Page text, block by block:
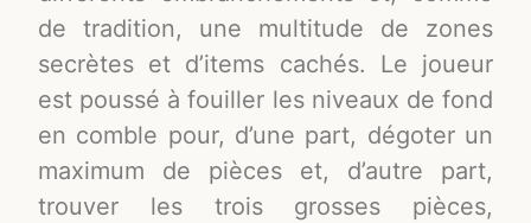
de tradition, une multitude de zones
secrètes et d’items cachés. Le joueur
est poussé à fouiller les niveaux de fond
en comble pour, d’une part, dégoter un
maximum de pièces et, d’autre part,
trouver les trois grosses pièces,